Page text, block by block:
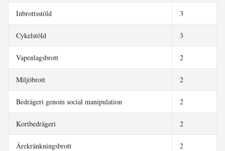
Inbrottsstöld 3
Cykelstöld 3
Vapenlagsbrott 2
Miljöbrott 2
Bedrägeri genom social manipulation 2
Kortbedrägeri 2
Ärekränkningsbrott 2